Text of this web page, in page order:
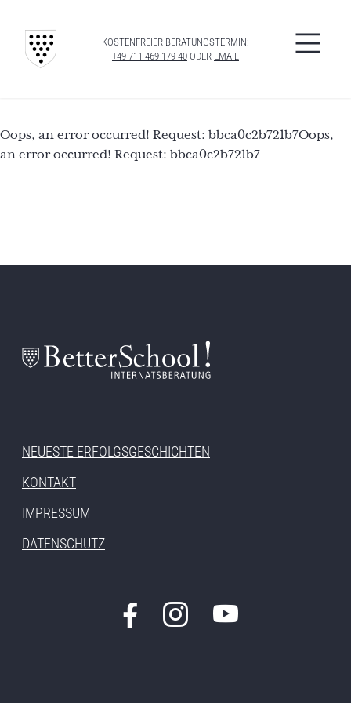
KOSTENFREIER BERATUNGSTERMIN:
+49 711 469 179 40ODER EMAIL
Oops, an error occurred! Request: bbca0c2b721b7Oops,
an error occurred! Request: bbca0c2b721b7
NEUESTE ERFOLGSGESCHICHTEN
KONTAKT
IMPRESSUM
DATENSCHUTZ